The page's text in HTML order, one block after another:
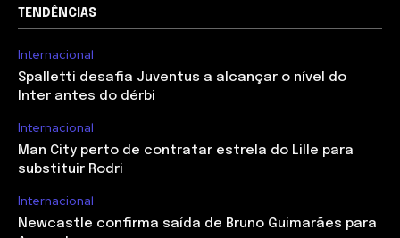
TENDÊNCIAS
Internacional
Spalletti desafia Juventus a alcançar o nível do
Inter antes do dérbi
Internacional
Man City perto de contratar estrela do Lille para
substituir Rodri
Internacional
Newcastle confirma saída de Bruno Guimarães para